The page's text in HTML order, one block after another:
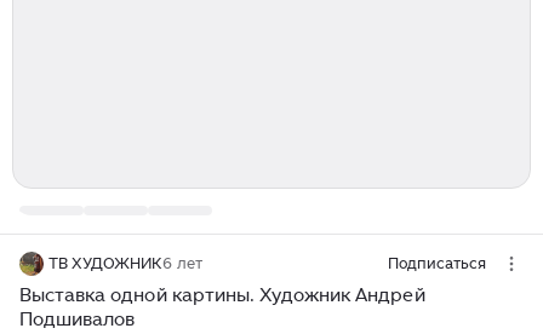
ТВ ХУДОЖНИК6 лет Подписаться
Выставка одной картины. Художник Андрей
Подшивалов